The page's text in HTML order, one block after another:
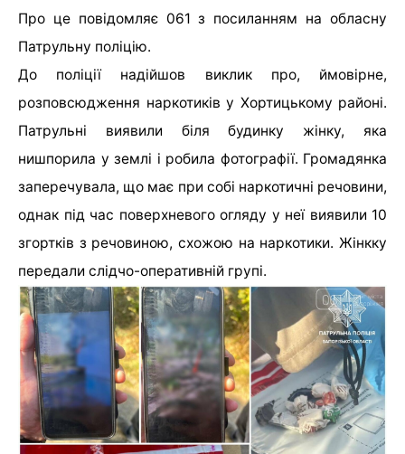
Про це повідомляє 061 з посиланням на обласну
Патрульну поліцію.
До поліції надійшов виклик про, ймовірне,
розповсюдження наркотиків у Хортицькому районі.
Патрульні виявили біля будинку жінку, яка
нишпорила у землі і робила фотографії. Громадянка
заперечувала, що має при собі наркотичні речовини,
однак під час поверхневого огляду у неї виявили 10
згортків з речовиною, схожою на наркотики. Жінкку
передали слідчо-оперативній групі.